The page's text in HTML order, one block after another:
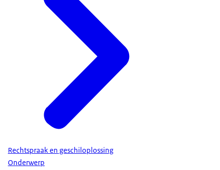
Rechtspraak en geschiloplossing
Onderwerp